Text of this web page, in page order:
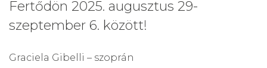
Fertődön 2025. augusztus 29-
szeptember 6. között!
Graciela Gibelli – szoprán